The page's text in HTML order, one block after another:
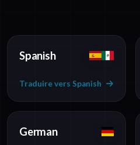
Spanish
Traduire vers Spanish
German